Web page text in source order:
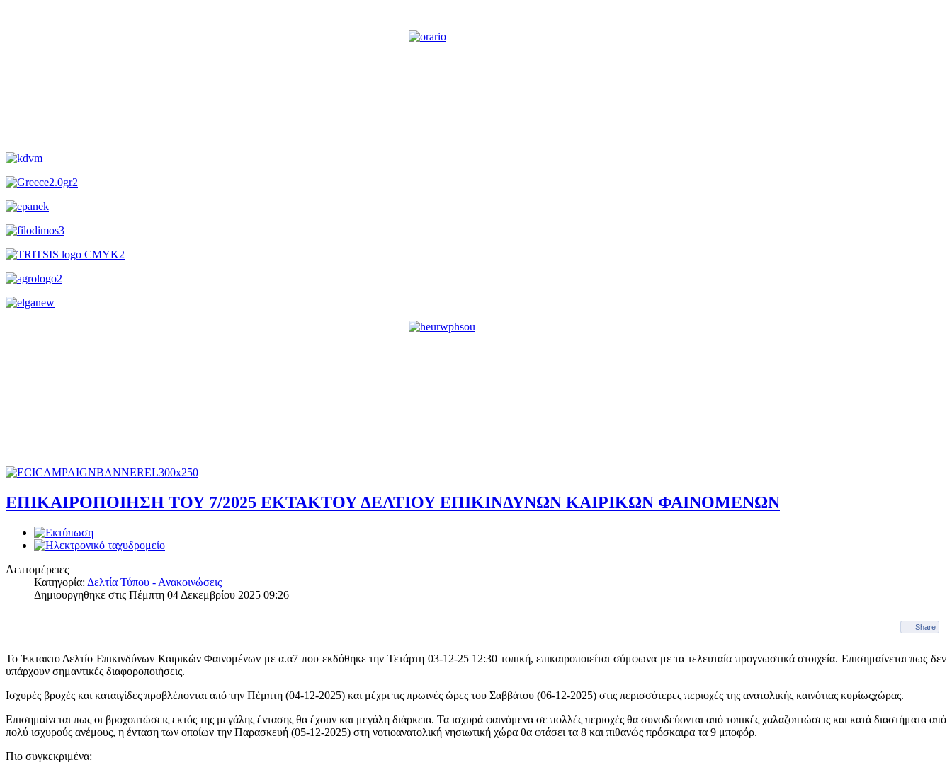
ΕΠΙΚΑΙΡΟΠΟΙΗΣΗ ΤΟΥ 7/2025 ΕΚΤΑΚΤΟΥ ΔΕΛΤΙΟΥ ΕΠΙΚΙΝΔΥΝΩΝ ΚΑΙΡΙΚΩΝ ΦΑΙΝΟΜΕΝΩΝ
Λεπτομέρειες
Κατηγορία: Δελτία Τύπου - Ανακοινώσεις
Δημιουργηθηκε στις Πέμπτη 04 Δεκεμβρίου 2025 09:26
Share
Το Έκτακτο Δελτίο Επικινδύνων Καιρικών Φαινομένων με α.α7 που εκδόθηκε την Τετάρτη 03-12-25 12:30 τοπική, επικαιροποιείται σύμφωνα με τα τελευταία προγνωστικά στοιχεία. Επισημαίνεται πως δεν
υπάρχουν σημαντικές διαφοροποιήσεις.
Ισχυρές βροχές και καταιγίδες προβλέπονται από την Πέμπτη (04-12-2025) και μέχρι τις πρωινές ώρες του Σαββάτου (06-12-2025) στις περισσότερες περιοχές της ανατολικής καινότιας κυρίωςχώρας.
Επισημαίνεται πως οι βροχοπτώσεις εκτός της μεγάλης έντασης θα έχουν και μεγάλη διάρκεια. Τα ισχυρά φαινόμενα σε πολλές περιοχές θα συνοδεύονται από τοπικές χαλαζοπτώσεις και κατά διαστήματα από
πολύ ισχυρούς ανέμους, η ένταση των οποίων την Παρασκευή (05-12-2025) στη νοτιοανατολική νησιωτική χώρα θα φτάσει τα 8 και πιθανώς πρόσκαιρα τα 9 μποφόρ.
Πιο συγκεκριμένα: